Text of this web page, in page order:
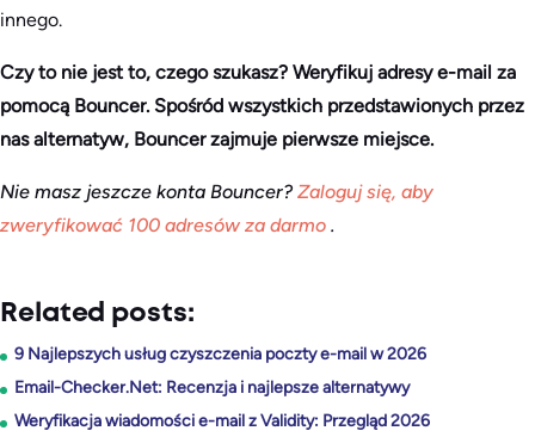
innego.
Czy to nie jest to, czego szukasz? Weryfikuj adresy e-mail za
pomocą Bouncer. Spośród wszystkich przedstawionych przez
nas alternatyw, Bouncer zajmuje pierwsze miejsce.
Nie masz jeszcze konta Bouncer? Zaloguj się, aby
zweryfikować 100 adresów za darmo .
Related posts:
9 Najlepszych usług czyszczenia poczty e-mail w 2026
Email-Checker.Net: Recenzja i najlepsze alternatywy
Weryfikacja wiadomości e-mail z Validity: Przegląd 2026